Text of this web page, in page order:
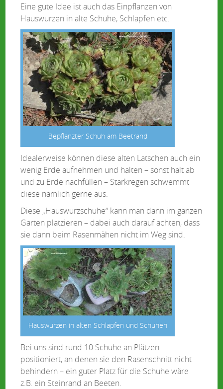
Eine gute Idee ist auch das Einpflanzen von
Hauswurzen in alte Schuhe, Schlapfen etc.
Bepflanzter Schuh am Beetrand
Idealerweise können diese alten Latschen auch ein
wenig Erde aufnehmen und halten – sonst halt ab
und zu Erde nachfüllen – Starkregen schwemmt
diese nämlich gerne aus.
Diese „Hauswurzschuhe“ kann man dann im ganzen
Garten platzieren – dabei auch darauf achten, dass
sie dann beim Rasenmähen nicht im Weg sind.
Hauswurzen in alten Schlapfen und Schuhen
Bei uns sind rund 10 Schuhe an Plätzen
positioniert, an denen sie den Rasenschnitt nicht
behindern – ein guter Platz für die Schuhe wäre
z.B. ein Steinrand an Beeten.